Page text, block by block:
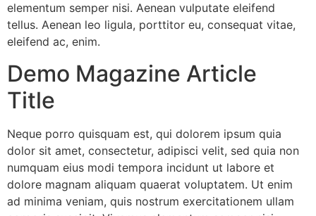
elementum semper nisi. Aenean vulputate eleifend
tellus. Aenean leo ligula, porttitor eu, consequat vitae,
eleifend ac, enim.
Demo Magazine Article
Title
Neque porro quisquam est, qui dolorem ipsum quia
dolor sit amet, consectetur, adipisci velit, sed quia non
numquam eius modi tempora incidunt ut labore et
dolore magnam aliquam quaerat voluptatem. Ut enim
ad minima veniam, quis nostrum exercitationem ullam